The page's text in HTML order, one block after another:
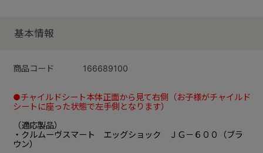
基本情報
商品コード 166689100
●チャイルドシート本体正面から見て右側（お子様がチャイルド
シートに座った状態で左手側となります）
（適応製品）
・クルムーヴスマート エッグショック ＪＧ－６００（ブラ
ウン）